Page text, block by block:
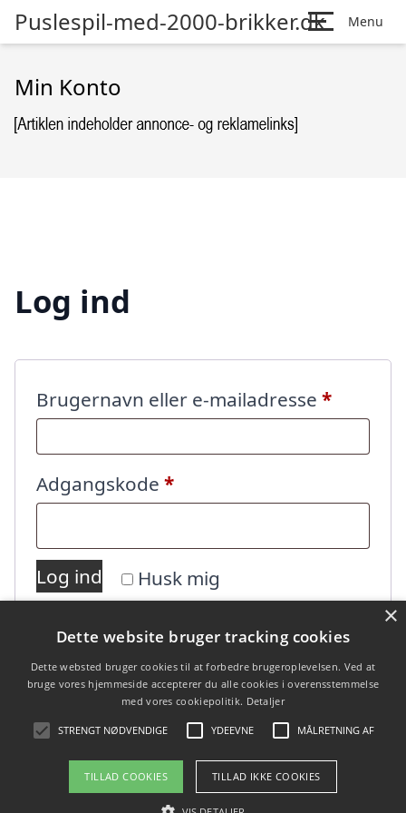
Puslespil-med-2000-brikker.dk Menu
Min Konto
Log ind
Brugernavn eller e-mailadresse *
Adgangskode *Påkrævet
Husk mig
Log ind
Mistet din adgangskode?
Copyright 2026 - Pilanto Aps
×
Dette website bruger tracking cookies
Dette websted bruger cookies til at forbedre brugeroplevelsen. Ved at
bruge vores hjemmeside accepterer du alle cookies i overensstemmelse
med vores cookiepolitik. Detaljer
STRENGT NØDVENDIGE YDEEVNE MÅLRETNING AF
TILLAD COOKIES TILLAD IKKE COOKIES